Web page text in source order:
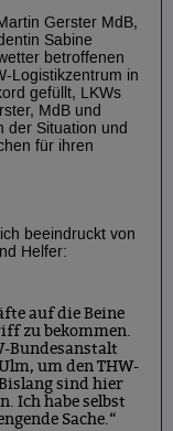
Gerster MdB,
Sabine
betroffenen
Logistikzentrum in
gefüllt, LKWs
MdB und
der Situation und
für ihren
beeindruckt von
Helfer:
auf die Beine
zu bekommen.
Bundesanstalt
um den THW-
sind hier
Ich habe selbst
Sache.“